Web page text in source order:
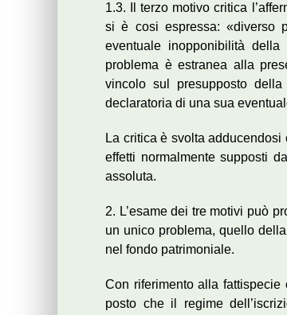
1.3. Il terzo motivo critica
si è cosi espressa: «diverso
eventuale inopponibilità
problema è estranea alla
vincolo sul presupposto
declaratoria di una sua
La critica è svolta
effetti normalmente supposti
assoluta.
2. L’esame dei tre motivi può
un unico problema, quello
nel fondo patrimoniale.
Con riferimento alla
posto che il regime